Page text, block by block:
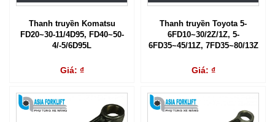
Thanh truyền Komatsu
FD20~30-11/4D95, FD40~50-
4/-5/6D95L
Giá: ₫
Thanh truyền Toyota 5-
6FD10~30/2Z/1Z, 5-
6FD35~45/11Z, 7FD35~80/13Z
Giá: ₫